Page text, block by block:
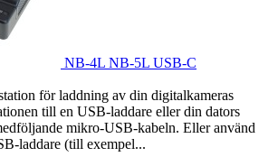
NB-4L NB-5L USB-C
för laddning av din digitalkameras
till en USB-laddare eller din dators
mikro-USB-kabeln. Eller använd
laddare (till exempel...